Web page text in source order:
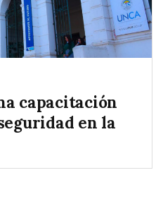
capacitación
en la